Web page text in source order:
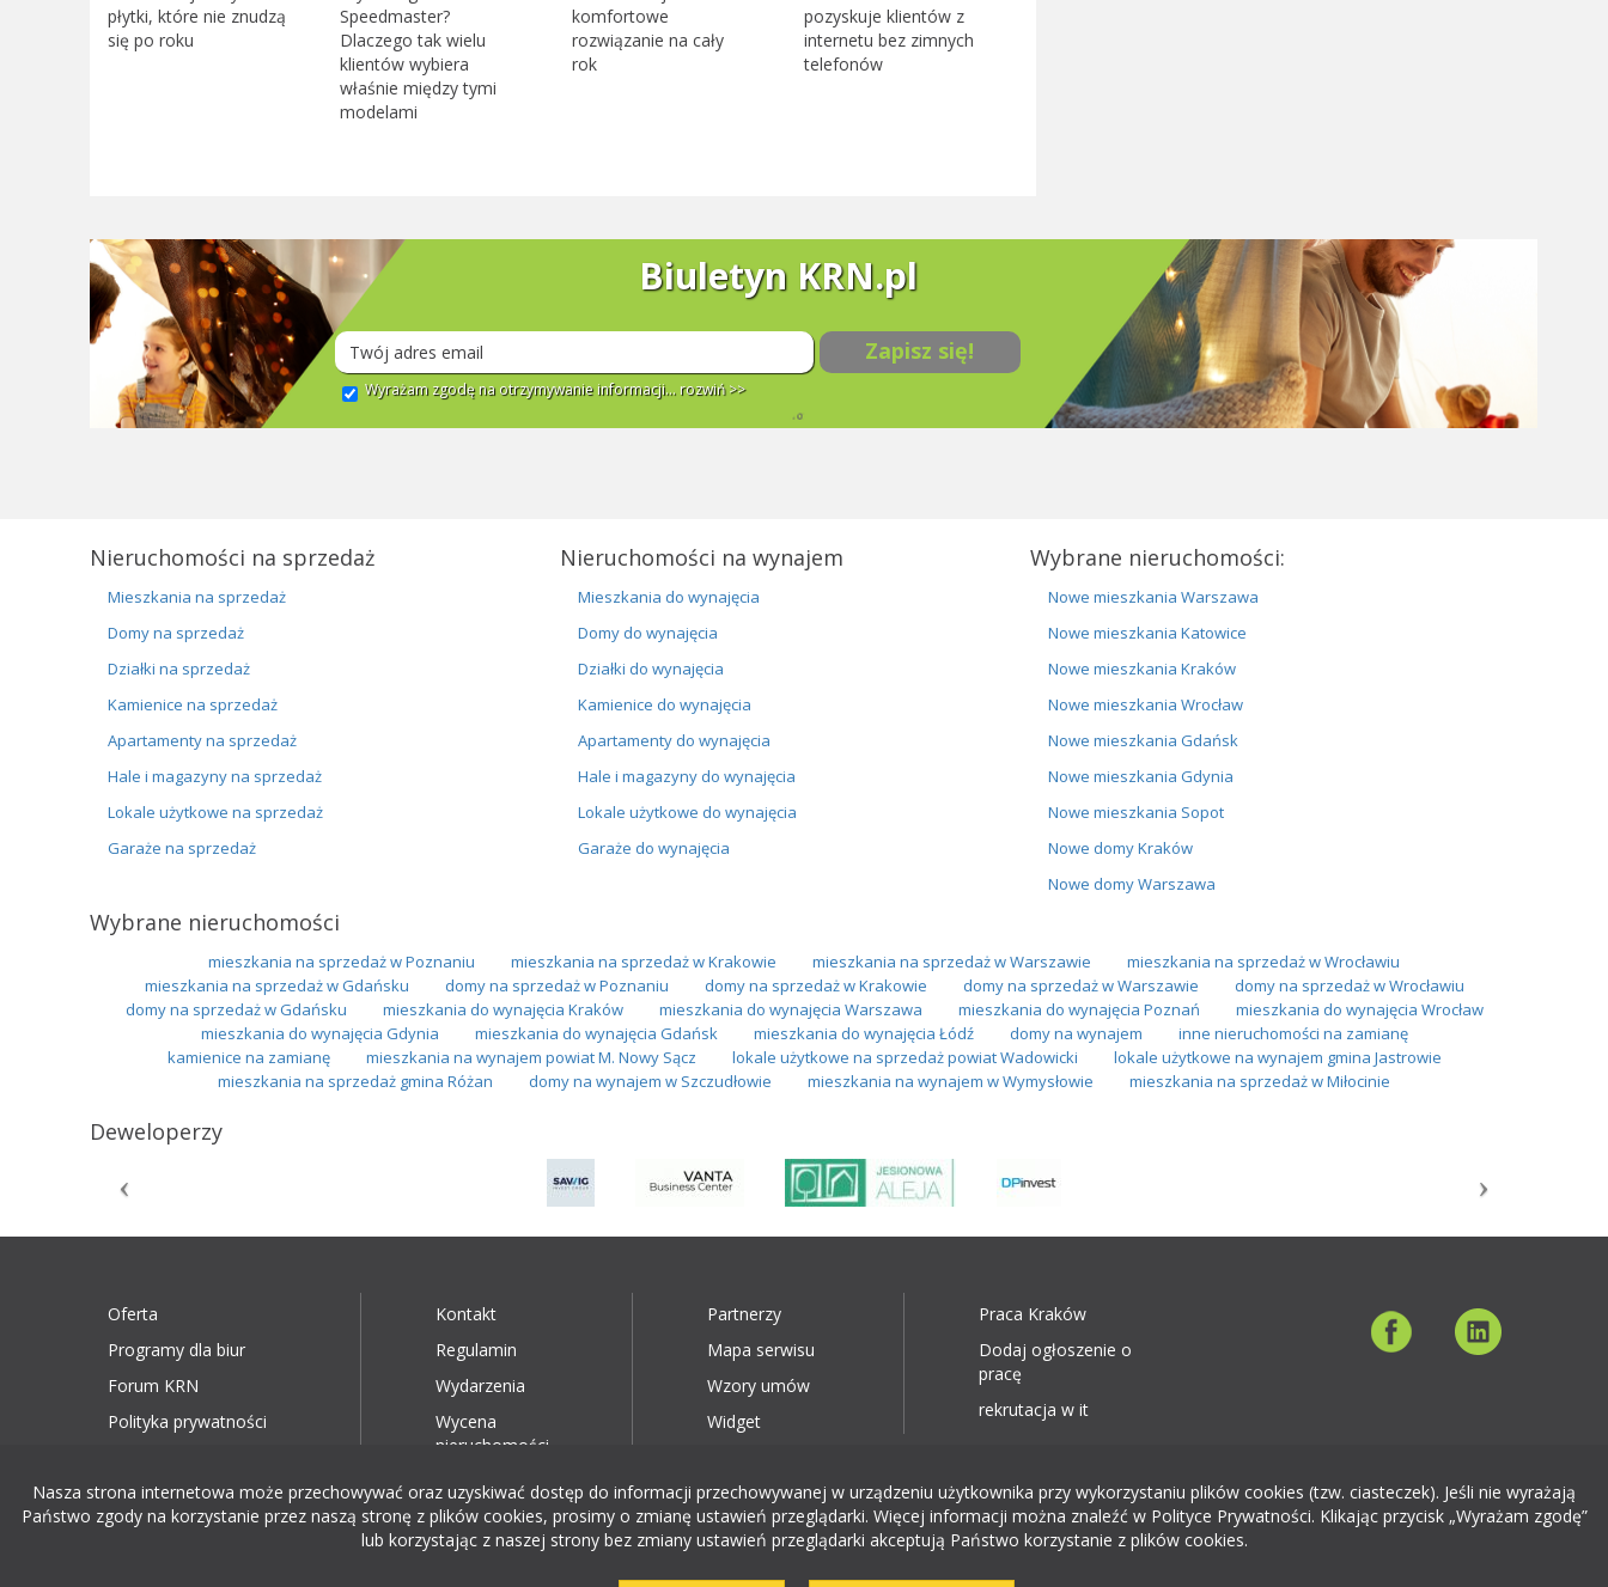
płytki, które nie znudzą
się po roku
Speedmaster?
Dlaczego tak wielu
klientów wybiera
właśnie między tymi
modelami
komfortowe
rozwiązanie na cały
rok
pozyskuje klientów z
internetu bez zimnych
telefonów
Biuletyn KRN.pl
Zapisz się!
Wyrażam zgodę na otrzymywanie informacji... rozwiń >>
Nieruchomości na sprzedaż
Mieszkania na sprzedaż
Domy na sprzedaż
Działki na sprzedaż
Kamienice na sprzedaż
Apartamenty na sprzedaż
Hale i magazyny na sprzedaż
Lokale użytkowe na sprzedaż
Garaże na sprzedaż
Nieruchomości na wynajem
Mieszkania do wynajęcia
Domy do wynajęcia
Działki do wynajęcia
Kamienice do wynajęcia
Apartamenty do wynajęcia
Hale i magazyny do wynajęcia
Lokale użytkowe do wynajęcia
Garaże do wynajęcia
Wybrane nieruchomości:
Nowe mieszkania Warszawa
Nowe mieszkania Katowice
Nowe mieszkania Kraków
Nowe mieszkania Wrocław
Nowe mieszkania Gdańsk
Nowe mieszkania Gdynia
Nowe mieszkania Sopot
Nowe domy Kraków
Nowe domy Warszawa
Wybrane nieruchomości
mieszkania na sprzedaż w Poznaniu mieszkania na sprzedaż w Krakowie mieszkania na sprzedaż w Warszawie
mieszkania na sprzedaż w Wrocławiu
mieszkania na sprzedaż w Gdańsku
domy na sprzedaż w Poznaniu domy na sprzedaż w Krakowie domy na sprzedaż w Warszawie
domy na sprzedaż w Wrocławiu
domy na sprzedaż w Gdańsku
mieszkania do wynajęcia Kraków mieszkania do wynajęcia Warszawa mieszkania do wynajęcia Poznań
mieszkania do wynajęcia Wrocław
mieszkania do wynajęcia Gdynia
mieszkania do wynajęcia Gdańsk mieszkania do wynajęcia Łódź domy na wynajem
inne nieruchomości na zamianę
kamienice na zamianę
mieszkania na wynajem powiat M. Nowy Sącz lokale użytkowe na sprzedaż powiat Wadowicki
lokale użytkowe na wynajem gmina Jastrowie
mieszkania na sprzedaż gmina Różan
domy na wynajem w Szczudłowie mieszkania na wynajem w Wymysłowie mieszkania na sprzedaż w Miłocinie
Deweloperzy
Oferta
Programy dla biur
Forum KRN
Polityka prywatności
Kontakt
Regulamin
Wydarzenia
Wycena
nieruchomości
Partnerzy
Mapa serwisu
Wzory umów
Widget
Praca Kraków
Dodaj ogłoszenie o
pracę
rekrutacja w it
Nasza strona internetowa może przechowywać oraz uzyskiwać dostęp do informacji przechowywanej w urządzeniu użytkownika przy wykorzystaniu plików cookies (tzw. ciasteczek). Jeśli nie wyrażają
Państwo zgody na korzystanie przez naszą stronę z plików cookies, prosimy o zmianę ustawień przeglądarki. Więcej informacji można znaleźć w Polityce Prywatności. Klikając przycisk „Wyrażam zgodę”
lub korzystając z naszej strony bez zmiany ustawień przeglądarki akceptują Państwo korzystanie z plików cookies.